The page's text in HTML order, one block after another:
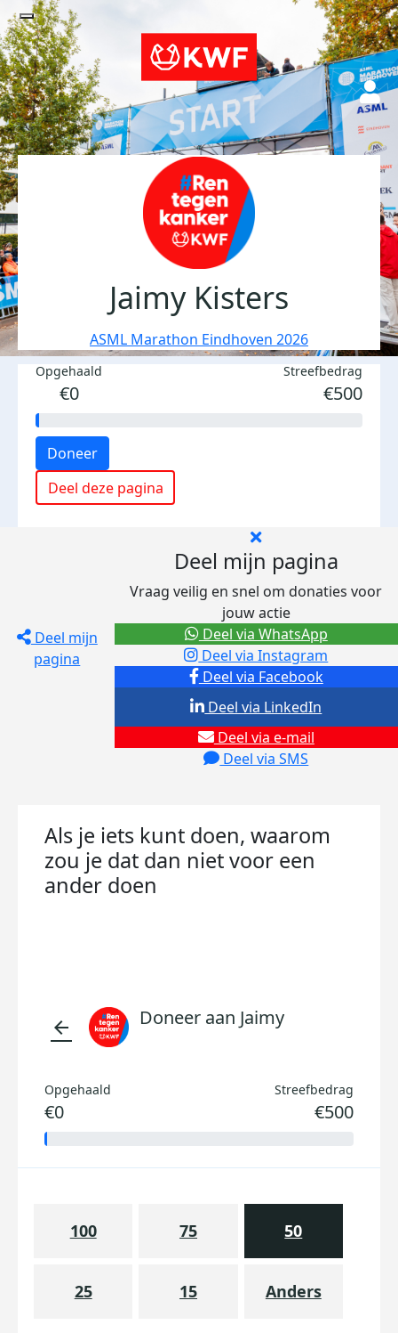
Jaimy Kisters
ASML Marathon Eindhoven 2026
Opgehaald
€0
Streefbedrag
€500
Doneer
Deel deze pagina
Deel mijn
pagina
Deel mijn pagina
Vraag veilig en snel om donaties voor
jouw actie
Deel via Facebook
Deel via Instagram
Deel via e-mail
Deel via SMS
Deel via LinkedIn
Deel via WhatsApp
Als je iets kunt doen, waarom
zou je dat dan niet voor een
ander doen
arrow_back Doneer aan Jaimy
Opgehaald
€0
Streefbedrag
€500
100 75 50
25 15 Anders